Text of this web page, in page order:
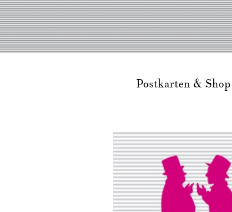
Postkarten & Shop